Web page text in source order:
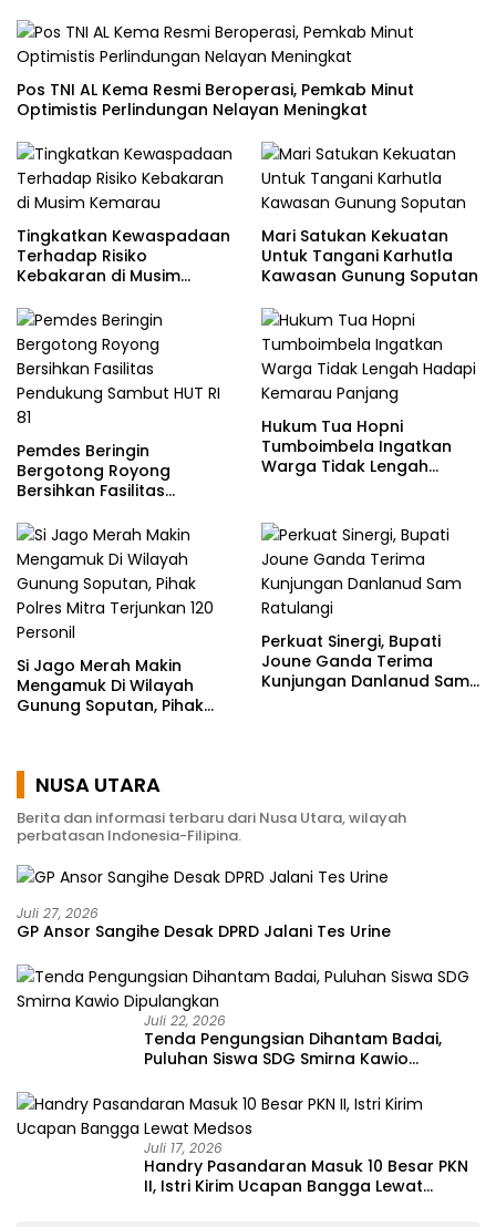
Pos TNI AL Kema Resmi Beroperasi, Pemkab Minut
Optimistis Perlindungan Nelayan Meningkat
Tingkatkan Kewaspadaan
Terhadap Risiko
Kebakaran di Musim
Mari Satukan Kekuatan
Untuk Tangani Karhutla
Kawasan Gunung Soputan
Pemdes Beringin
Bergotong Royong
Bersihkan Fasilitas
81
Hukum Tua Hopni
Tumboimbela Ingatkan
Warga Tidak Lengah
Si Jago Merah Makin
Mengamuk Di Wilayah
Gunung Soputan, Pihak
Perkuat Sinergi, Bupati
Joune Ganda Terima
Kunjungan Danlanud Sam
NUSA UTARA
Berita dan informasi terbaru dari Nusa Utara, wilayah
perbatasan Indonesia-Filipina.
Juli 27, 2026
GP Ansor Sangihe Desak DPRD Jalani Tes Urine
Juli 22, 2026
Tenda Pengungsian Dihantam Badai,
Puluhan Siswa SDG Smirna Kawio
Juli 17, 2026
Handry Pasandaran Masuk 10 Besar PKN
II, Istri Kirim Ucapan Bangga Lewat